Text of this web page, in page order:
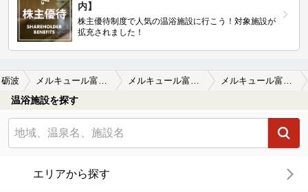
内】
株主優待制度で人気の温浴施設に行こう！対象施設が
拡充されました！
砺波 メルキュール富山砺波リゾート＆スパ（旧ロイヤルホテル 富山砺波） メルキュール富山砺波リゾート＆スパ（旧ロイヤルホテル 富山砺波）の口コミ一覧 メルキュール富山砺波リゾート＆スパ（旧ロイヤルホテル 富山砺波）の口コミ 砺波のロイヤルホテルです。巨大なホテル…
温浴施設を探す
エリアから探す